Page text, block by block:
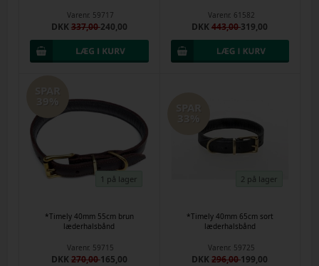
Varenr. 59717
DKK337,00240,00
Varenr. 61582
DKK443,00319,00
1 på lager
*Timely 40mm 55cm brun
læderhalsbånd
Varenr. 59715
DKK270,00165,00
2 på lager
*Timely 40mm 65cm sort
læderhalsbånd
Varenr. 59725
DKK296,00199,00